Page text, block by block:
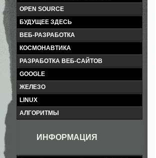
OPEN SOURCE
БУДУЩЕЕ ЗДЕСЬ
ВЕБ-РАЗРАБОТКА
КОСМОНАВТИКА
РАЗРАБОТКА ВЕБ-САЙТОВ
GOOGLE
ЖЕЛЕЗО
LINUX
АЛГОРИТМЫ
ИНФОРМАЦИЯ